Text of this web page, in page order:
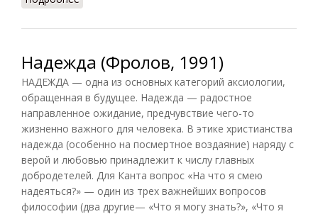
Надежда (Фролов, 1991)
НАДЕЖДА — одна из основных категорий аксиологии,
обращенная в будущее. Надежда — радостное
направленное ожидание, предчувствие чего-то
жизненно важного для человека. В этике христианства
надежда (особенно на посмертное воздаяние) наряду с
верой и любовью принадлежит к числу главных
добродетелей. Для Канта вопрос «На что я смею
надеяться?» — один из трех важнейших вопросов
философии (два другие— «Что я могу знать?», «Что я